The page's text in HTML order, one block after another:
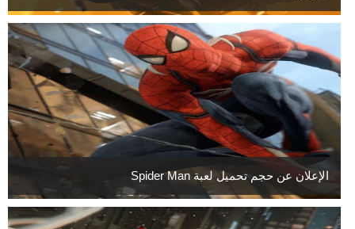
الإعلان عن حجم تحميل لعبة Spider Man